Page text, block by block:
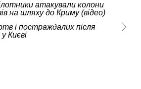
атакували колони
на шляху до Криму (відео)
і постраждалих після
Києві